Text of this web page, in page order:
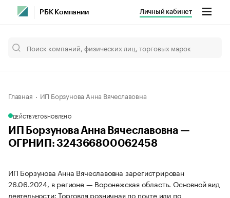
РБК Компании Личный кабинет
Главная ИП Борзунова Анна Вячеславовна
ДЕЙСТВУЕТОБНОВЛЕНО
ИП Борзунова Анна Вячеславовна —
ОГРНИП: 324366800062458
ИП Борзунова Анна Вячеславовна зарегистрирован
26.06.2024, в регионе — Воронежская область. Основной вид
деятельности: Торговля розничная по почте или по